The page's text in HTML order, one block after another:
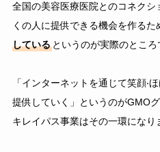
全国の美容医療医院とのコネク
くの人に提供できる機会を作るた
しているというのが実際のところ
「インターネットを通じて笑顔‧
提供していく」というのがGMO
キレイパス事業はその一環になり